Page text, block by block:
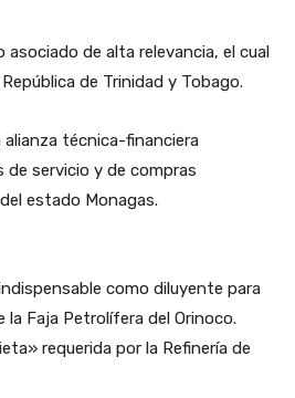
de alta relevancia, el cual
de Trinidad y Tobago.
técnica-financiera
servicio y de compras
estado Monagas.
como diluyente para
la Faja Petrolífera del Orinoco.
requerida por la Refinería de